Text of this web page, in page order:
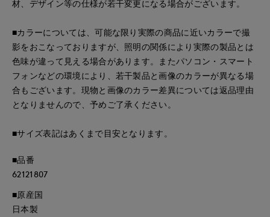
材、デザイン等の仕様が若干変更になる場合がございます。
■カラーについては、可能な限り実際の商品に近いカラーで撮
影をおこなっておりますが、照明の関係により実際の製品とは
色味が違って見える場合があります。またパソコン・スマート
フォンなどの環境により、若干製品と画像のカラーが異なる場
合もございます。現物と画像のカラー差異については返品理由
となりませんので、予めご了承ください。
■サイズ表記はあくまで目安となります。
■品番
62121807
■原産国
日本製